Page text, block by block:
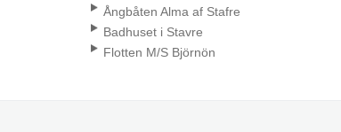
Ångbåten Alma af Stafre
Badhuset i Stavre
Flotten M/S Björnön